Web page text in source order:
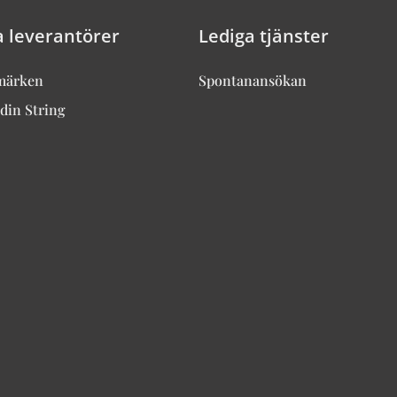
leverantörer
String
Lediga tjänster
Spontanansökan